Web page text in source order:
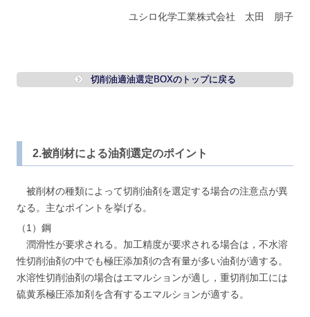
ユシロ化学工業株式会社 太田 朋子
切削油適油選定BOXのトップに戻る
2.被削材による油剤選定のポイント
被削材の種類によって切削油剤を選定する場合の注意点が異
なる。主なポイントを挙げる。
（1）鋼
潤滑性が要求される。加工精度が要求される場合は，不水溶
性切削油剤の中でも極圧添加剤の含有量が多い油剤が適する。
水溶性切削油剤の場合はエマルションが適し，重切削加工には
硫黄系極圧添加剤を含有するエマルションが適する。